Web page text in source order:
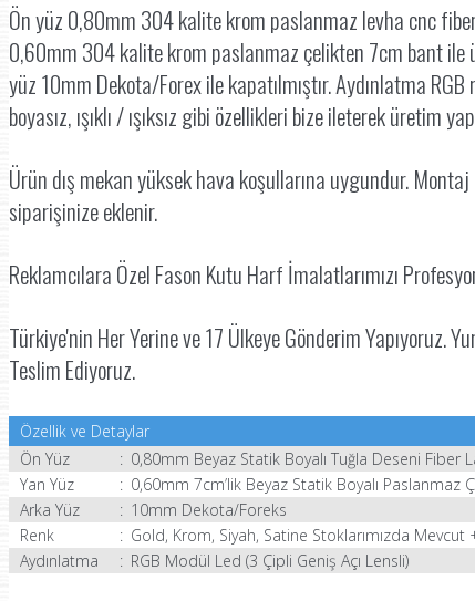
Ön yüz 0,80mm 304 kalite krom paslanmaz levha cnc
0,60mm 304 kalite krom paslanmaz çelikten 7cm bant ile
yüz 10mm Dekota/Forex ile kapatılmıştır. Aydınlatma
boyasız, ışıklı / ışıksız gibi özellikleri bize ileterek üretim
Ürün dış mekan yüksek hava koşullarına uygundur.
siparişinize eklenir.
Reklamcılara Özel Fason Kutu Harf İmalatlarımızı
Türkiye'nin Her Yerine ve 17 Ülkeye Gönderim Yapıyoruz.
Teslim Ediyoruz.
Özellik ve Detaylar
Ön Yüz
: 0,80mm Beyaz Statik Boyalı Tuğla Deseni Fiber
Yan Yüz
: 0,60mm 7cm’lik Beyaz Statik Boyalı Paslanmaz
Arka Yüz
: 10mm Dekota/Foreks
Renk
: Gold, Krom, Siyah, Satine Stoklarımızda
Aydınlatma
: RGB Modül Led (3 Çipli Geniş Açı Lensli)